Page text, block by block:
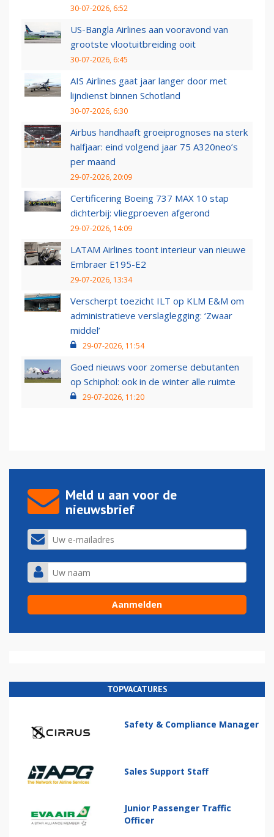
30-07-2026, 6:52
US-Bangla Airlines aan vooravond van
grootste vlootuitbreiding ooit
30-07-2026, 6:45
AIS Airlines gaat jaar langer door met
lijndienst binnen Schotland
30-07-2026, 6:30
Airbus handhaaft groeiprognoses na sterk
halfjaar: eind volgend jaar 75 A320neo’s
per maand
29-07-2026, 20:09
Certificering Boeing 737 MAX 10 stap
dichterbij: vliegproeven afgerond
29-07-2026, 14:09
LATAM Airlines toont interieur van nieuwe
Embraer E195-E2
29-07-2026, 13:34
Verscherpt toezicht ILT op KLM E&M om
administratieve verslaglegging: ‘Zwaar
middel’
29-07-2026, 11:54
Goed nieuws voor zomerse debutanten
op Schiphol: ook in de winter alle ruimte
29-07-2026, 11:20
Meld u aan voor de
nieuwsbrief
TOPVACATURES
Safety & Compliance Manager
Sales Support Staff
Junior Passenger Traffic
Officer